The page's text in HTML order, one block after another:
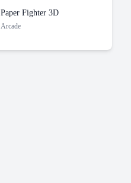
Paper Fighter 3D
Arcade